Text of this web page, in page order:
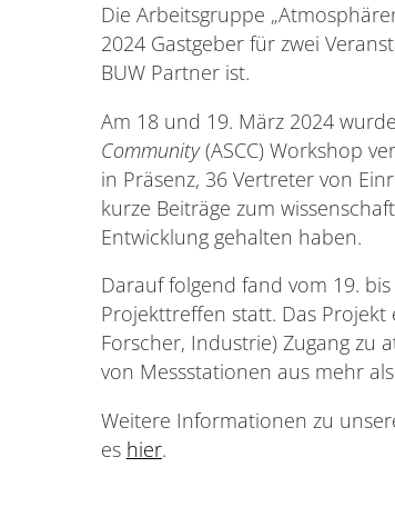
Die Arbeitsgruppe
2024 Gastgeber für zwei
BUW Partner ist.
Am 18 und 19. März 2024
Community(ASCC) Workshop
in Präsenz, 36 Vertreter von
kurze Beiträge zum
Entwicklung gehalten haben.
Darauf folgend fand vom 19. bis
Projekttreffen statt. Das
Forscher, Industrie) Zugang zu
von Messstationen aus mehr
Weitere Informationen zu
es hier.